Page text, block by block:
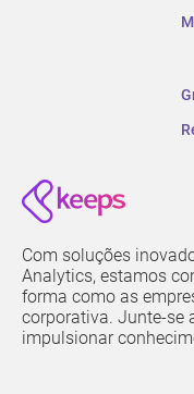
Com soluções
Analytics, estamos
forma como as
corporativa. Junte-se
impulsionar